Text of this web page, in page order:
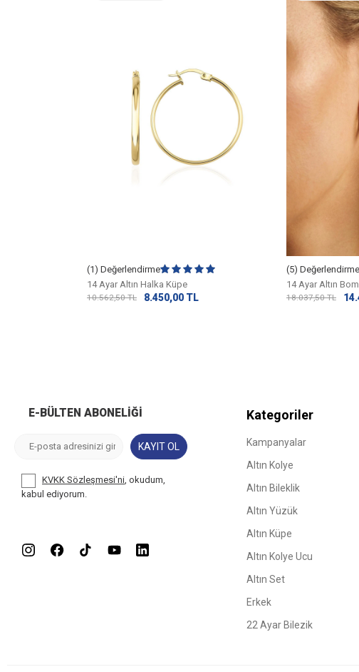
(1) Değerlendirme
14 Ayar Altın Halka Küpe
10.562,50TL 8.450,00 TL
(5) Değerlendirme
14 Ayar Altın
18.037,50TL
E-BÜLTEN ABONELIĞI
KAYIT OL
KVKK Sözleşmesi'ni, okudum,
kabul ediyorum.
Kategoriler
Kampanyalar
Altın Kolye
Altın Bileklik
Altın Yüzük
Altın Küpe
Altın Kolye Ucu
Altın Set
Erkek
22 Ayar Bilezik